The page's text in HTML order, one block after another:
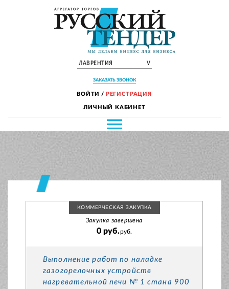
ЛАВРЕНТИЯ V
ЗАКАЗАТЬ ЗВОНОК
ВОЙТИ / РЕГИСТРАЦИЯ
ЛИЧНЫЙ КАБИНЕТ
КОММЕРЧЕСКАЯ ЗАКУПКА
Закупка завершена
0 руб.руб.
Выполнение работ по наладке
газогорелочных устройств
нагревательной печи № 1 стана 900